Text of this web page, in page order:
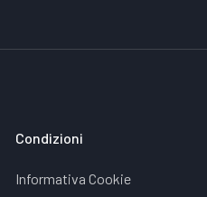
Condizioni
Informativa Cookie